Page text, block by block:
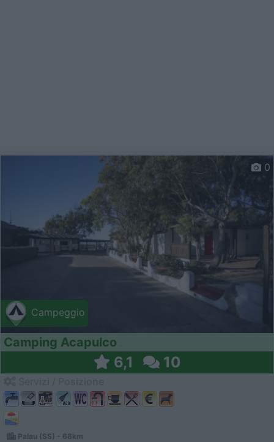
Campeggio
0
Camping Acapulco
6,1 10
Palau (SS) - 68km